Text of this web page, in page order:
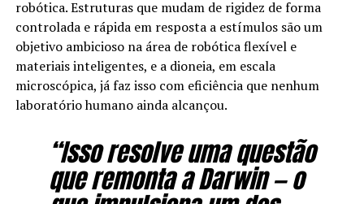
robótica. Estruturas que mudam de rigidez de forma
controlada e rápida em resposta a estímulos são um
objetivo ambicioso na área de robótica flexível e
materiais inteligentes, e a dioneia, em escala
microscópica, já faz isso com eficiência que nenhum
laboratório humano ainda alcançou.
“Isso resolve uma questão
que remonta a Darwin — o